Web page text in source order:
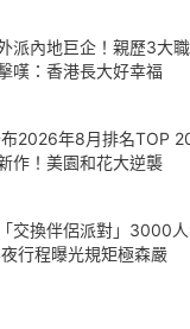
派內地巨企！親歷3大職
嘆：香港長大好幸福
布2026年8月排名TOP
作！美園和花大逆襲
交換伴侶派對」3000
行程曝光規矩極森嚴